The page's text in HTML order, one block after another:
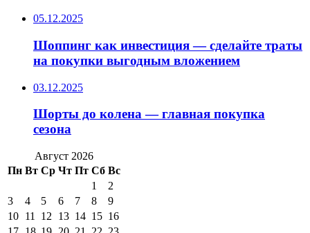
05.12.2025
Шоппинг как инвестиция — сделайте траты
на покупки выгодным вложением
03.12.2025
Шорты до колена — главная покупка
сезона
Август 2026
Пн Вт Ср Чт Пт Сб Вс
1
2
3
4 5 6 7 8
9
10 11 12 13 14 15 16